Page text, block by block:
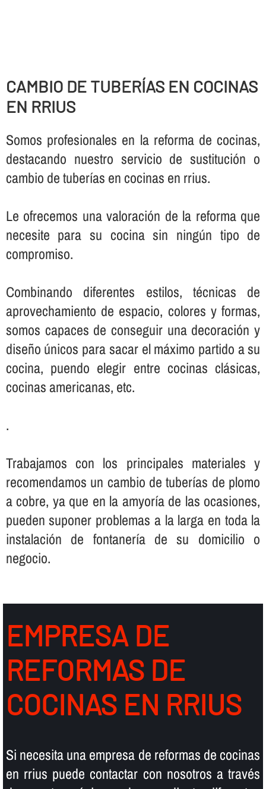
CAMBIO DE TUBERÍ­AS EN COCINAS
EN RRIUS
Somos profesionales en la reforma de cocinas,
destacando nuestro servicio de sustitución o
cambio de tuberí­as en cocinas en rrius.
Le ofrecemos una valoración de la reforma que
necesite para su cocina sin ningún tipo de
compromiso.
Combinando diferentes estilos, técnicas de
aprovechamiento de espacio, colores y formas,
somos capaces de conseguir una decoración y
diseño únicos para sacar el máximo partido a su
cocina, puendo elegir entre cocinas clásicas,
cocinas americanas, etc.
.
Trabajamos con los principales materiales y
recomendamos un cambio de tuberí­as de plomo
a cobre, ya que en la amyorí­a de las ocasiones,
pueden suponer problemas a la larga en toda la
instalación de fontanerí­a de su domicilio o
negocio.
EMPRESA DE
REFORMAS DE
COCINAS EN RRIUS
Si necesita una empresa de reformas de cocinas
en rrius puede contactar con nosotros a través